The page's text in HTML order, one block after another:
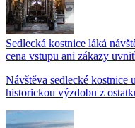
Sedlecká kostnice láká
cena vstupu ani zákazy
Návštěva sedlecké
historickou výzdobu z